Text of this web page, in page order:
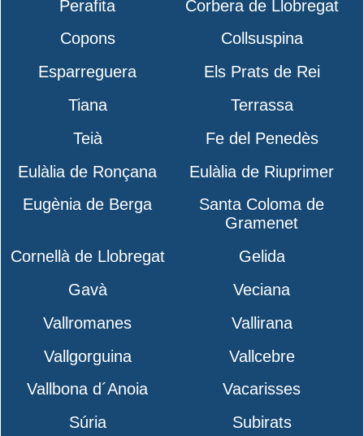
Perafita
Corbera de Llobregat
Copons
Collsuspina
Esparreguera
Els Prats de Rei
Tiana
Terrassa
Teià
Fe del Penedès
Eulàlia de Ronçana
Eulàlia de Riuprimer
Eugènia de Berga
Santa Coloma de
Gramenet
Cornellà de Llobregat
Gelida
Gavà
Veciana
Vallromanes
Vallirana
Vallgorguina
Vallcebre
Vallbona d´Anoia
Vacarisses
Súria
Subirats